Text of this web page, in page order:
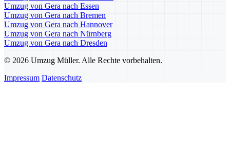
Umzug von Gera nach Essen
Umzug von Gera nach Bremen
Umzug von Gera nach Hannover
Umzug von Gera nach Nürnberg
Umzug von Gera nach Dresden
© 2026 Umzug Müller. Alle Rechte vorbehalten.
Impressum Datenschutz